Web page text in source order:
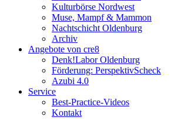
Kulturbörse Nordwest
Muse, Mampf & Mammon
Nachtschicht Oldenburg
Archiv
Angebote von cre8
Denk!Labor Oldenburg
Förderung: PerspektivScheck
Azubi 4.0
Service
Best-Practice-Videos
Kontakt